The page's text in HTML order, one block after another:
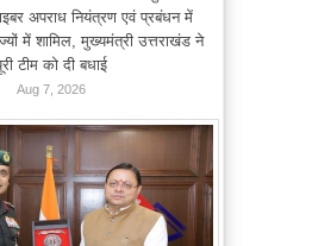
अपराध नियंत्रण एवं प्रबंधन में
में शामिल, मुख्यमंत्री उत्तराखंड ने
टीम को दी बधाई
Aug 7, 2026